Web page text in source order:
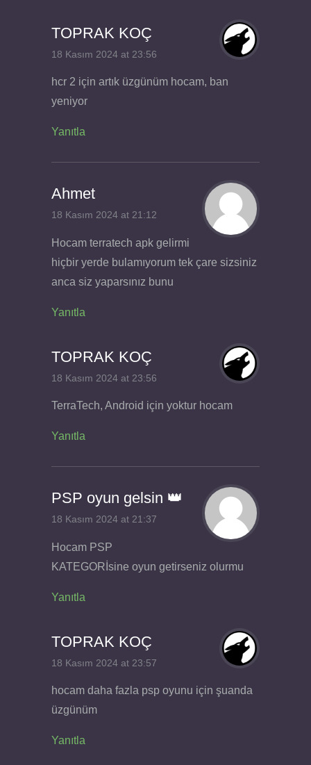
TOPRAK KOÇ
18 Kasım 2024 at 23:56
hcr 2 için artık üzgünüm hocam, ban
yeniyor
Yanıtla
Ahmet
18 Kasım 2024 at 21:12
Hocam terratech apk gelirmi
hiçbir yerde bulamıyorum tek çare sizsiniz
anca siz yaparsınız bunu
Yanıtla
TOPRAK KOÇ
18 Kasım 2024 at 23:56
TerraTech, Android için yoktur hocam
Yanıtla
PSP oyun gelsin 👑
18 Kasım 2024 at 21:37
Hocam PSP
KATEGORİsine oyun getirseniz olurmu
Yanıtla
TOPRAK KOÇ
18 Kasım 2024 at 23:57
hocam daha fazla psp oyunu için şuanda
üzgünüm
Yanıtla